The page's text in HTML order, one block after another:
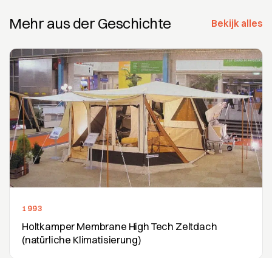
Mehr aus der Geschichte Bekijk alles
1993
Holtkamper Membrane High Tech Zeltdach
(natürliche Klimatisierung)